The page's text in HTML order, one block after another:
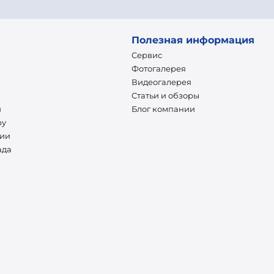
Полезная информация
Сервис
Фотогалерея
Видеогалерея
Статьи и обзоры
Блог компании